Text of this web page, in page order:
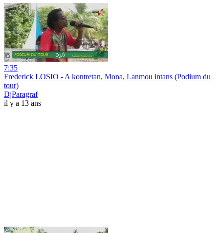
7:35
Frederick LOSIO - A kontretan, Mona, Lanmou intans (Podium du
tour)
DjParagraf
il y a 13 ans